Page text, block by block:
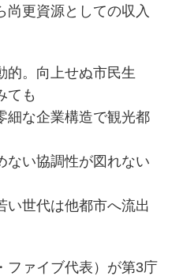
尚更資源としての収入
的。向上せぬ市民生
ても
細な企業構造で観光都
ない協調性が図れない
い世代は他都市へ流出
ファイブ代表）が第3庁